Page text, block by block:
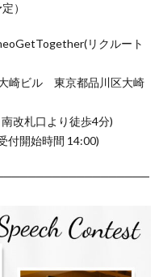
）
リクルート
ル 東京都品川区大崎
口より徒歩4分)
始時間 14:00)